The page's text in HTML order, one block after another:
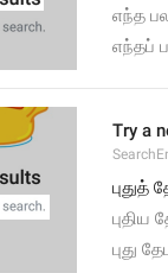
எந்த
எந்தப்
Try a
புதுத்
புதிய
புது